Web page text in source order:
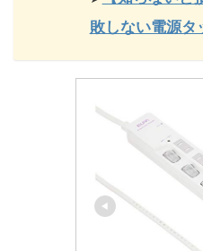
敗しない電源タ